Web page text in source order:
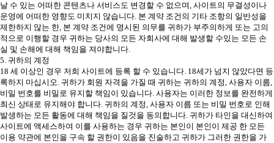
날 수 있는 어떠한 콘텐츠나 서비스도 변경할 수 없으며, 사이트의 무결성이나
운영에 어떠한 영향도 미치지 않습니다. 본 계약 조건의 기타 조항의 일반성을
제한하지 않는 한, 본 계약 조건에 명시된 의무를 귀하가 부주의하게 또는 고의
적으로 이행할 경우 귀하는 당사의 모든 자회사에 대해 발생할 수있는 모든 손
실 및 손해에 대해 책임을 져야합니다.
5. 귀하의 계정
18 세 이상인 경우 저희 사이트에 등록 할 수 있습니다. 18세가 넘지 않았다면 등
록하지 마십시오. 귀하가 회원 자격을 가질 때 귀하는 귀하의 계정, 사용자 이름,
비밀 번호를 비밀로 유지할 책임이 있습니다. 사용자는 이러한 정보를 완전하게
최신 상태로 유지해야 합니다. 귀하의 계정, 사용자 이름 또는 비밀 번호로 인해
발생하는 모든 활동에 대해 책임을 질것을 동의합니다. 귀하가 타인을 대신하여
사이트에 액세스하여 이를 사용하는 경우 귀하는 본인이 본인이 제공 한 모든
이용 약관에 본인을 구속 할 권한이 있음을 진술하고 귀하가 그러한 권한을 가